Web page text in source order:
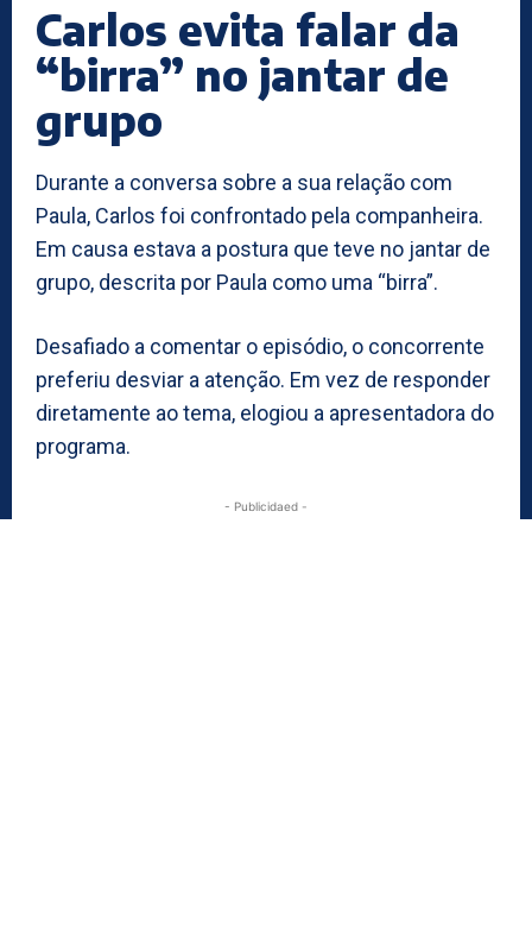
Carlos evita falar da
“birra” no jantar de
grupo
Durante a conversa sobre a sua relação com
Paula, Carlos foi confrontado pela companheira.
Em causa estava a postura que teve no jantar de
grupo, descrita por Paula como uma “birra”.
Desafiado a comentar o episódio, o concorrente
preferiu desviar a atenção. Em vez de responder
diretamente ao tema, elogiou a apresentadora do
programa.
- Publicidaed -